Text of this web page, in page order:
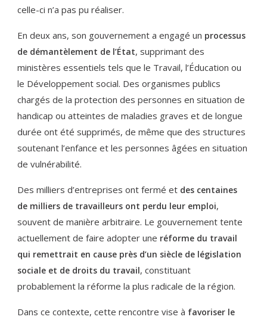
celle-ci n’a pas pu réaliser.
En deux ans, son gouvernement a engagé un processus
de démantèlement de l’État, supprimant des
ministères essentiels tels que le Travail, l’Éducation ou
le Développement social. Des organismes publics
chargés de la protection des personnes en situation de
handicap ou atteintes de maladies graves et de longue
durée ont été supprimés, de même que des structures
soutenant l’enfance et les personnes âgées en situation
de vulnérabilité.
Des milliers d’entreprises ont fermé et des centaines
de milliers de travailleurs ont perdu leur emploi,
souvent de manière arbitraire. Le gouvernement tente
actuellement de faire adopter une réforme du travail
qui remettrait en cause près d’un siècle de législation
sociale et de droits du travail, constituant
probablement la réforme la plus radicale de la région.
Dans ce contexte, cette rencontre vise à favoriser le